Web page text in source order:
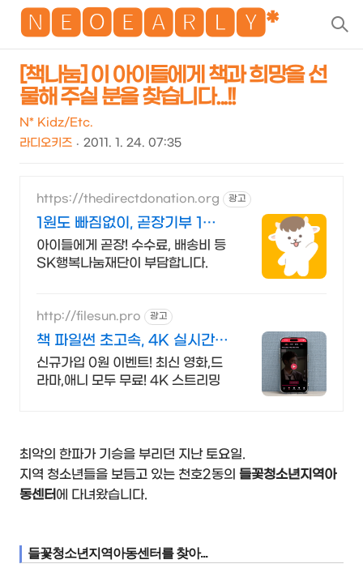
🅽🅴🅾🅴🅰🆁🅻🆈*
검
색
[책나눔] 이 아이들에게 책과 희망을 선
물해 주실 분을 찾습니다...!!
N* Kidz/Etc.
라디오키즈
2011. 1. 24. 07:35
https://thedirectdonation.org 광고
1원도 빠짐없이, 곧장기부 1원
도 빠짐없이, 곧장
아이들에게 곧장! 수수료, 배송비 등
SK행복나눔재단이 부담합니다.
http://filesun.pro 광고
책 파일썬 초고속, 4K 실시간
보기!
신규가입 0원 이벤트! 최신 영화,드
라마,애니 모두 무료! 4K 스트리밍
최악의 한파가 기승을 부리던 지난 토요일.
지역 청소년들을 보듬고 있는 천호2동의 들꽃청소년지역아
동센터에 다녀왔습니다.
들꽃청소년지역아동센터를 찾아...